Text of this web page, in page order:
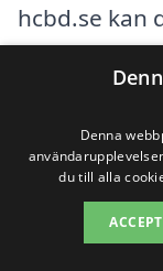
hcbd.se kan
företag och
är en
om det
eller
Det är
Denna
du till alla